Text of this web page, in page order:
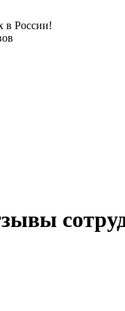
в России!